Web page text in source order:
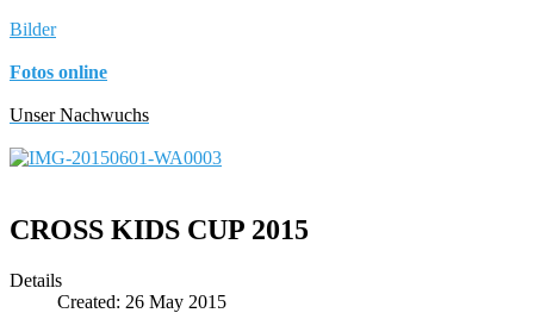
Bilder
Fotos online
Unser Nachwuchs
CROSS KIDS CUP 2015
Details
Created: 26 May 2015